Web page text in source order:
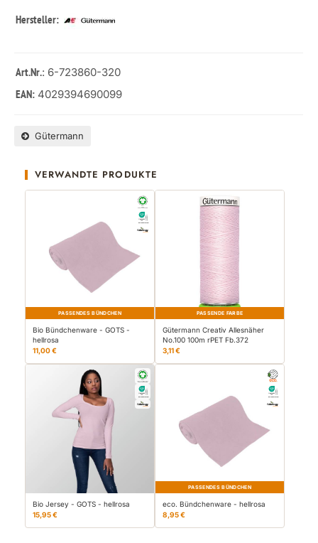
Hersteller:
Art.Nr.: 6-723860-320
EAN: 4029394690099
Gütermann
VERWANDTE PRODUKTE
PASSENDES BÜNDCHEN
Bio Bündchenware - GOTS -
hellrosa
11,00 €
PASSENDE FARBE
Gütermann Creativ Allesnäher
No.100 100m rPET Fb.372
3,11 €
Bio Jersey - GOTS - hellrosa
15,95 €
PASSENDES BÜNDCHEN
eco. Bündchenware - hellrosa
8,95 €